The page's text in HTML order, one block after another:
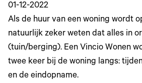
01-12-2022
Als de huur van een woning wordt
natuurlijk zeker weten dat alles in
(tuin/berging). Een Vincio Wonen
twee keer bij de woning langs:
en de eindopname.